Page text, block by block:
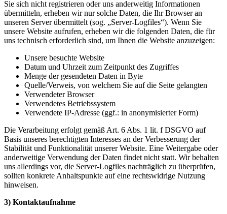
Sie sich nicht registrieren oder uns anderweitig Informationen
übermitteln, erheben wir nur solche Daten, die Ihr Browser an
unseren Server übermittelt (sog. „Server-Logfiles“). Wenn Sie
unsere Website aufrufen, erheben wir die folgenden Daten, die für
uns technisch erforderlich sind, um Ihnen die Website anzuzeigen:
Unsere besuchte Website
Datum und Uhrzeit zum Zeitpunkt des Zugriffes
Menge der gesendeten Daten in Byte
Quelle/Verweis, von welchem Sie auf die Seite gelangten
Verwendeter Browser
Verwendetes Betriebssystem
Verwendete IP-Adresse (ggf.: in anonymisierter Form)
Die Verarbeitung erfolgt gemäß Art. 6 Abs. 1 lit. f DSGVO auf
Basis unseres berechtigten Interesses an der Verbesserung der
Stabilität und Funktionalität unserer Website. Eine Weitergabe oder
anderweitige Verwendung der Daten findet nicht statt. Wir behalten
uns allerdings vor, die Server-Logfiles nachträglich zu überprüfen,
sollten konkrete Anhaltspunkte auf eine rechtswidrige Nutzung
hinweisen.
3) Kontaktaufnahme